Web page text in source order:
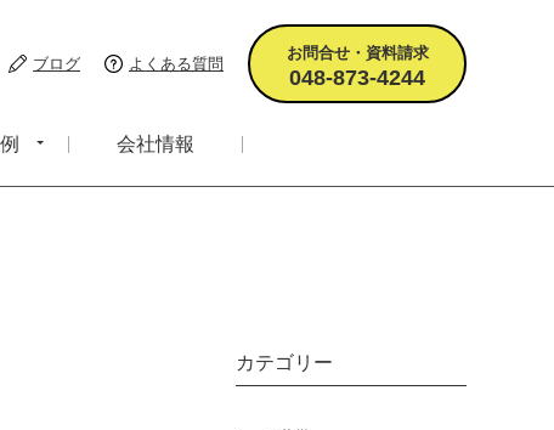
ブログ よくある質問
お問合せ・資料請求
048-873-4244
会社情報
カテゴリー